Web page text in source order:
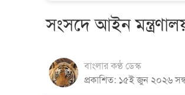
সংসদে আইন
বাংলার কণ্ঠ ডেস্ক
প্রকাশিত: ১৫ই জুন ২০২৬